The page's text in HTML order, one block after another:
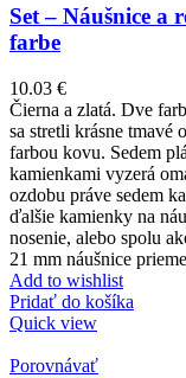
Set – Náušnice a
farbe
10.03 €
Čierna a zlatá. Dve
sa stretli krásne tmavé
farbou kovu. Sedem
kamienkami vyzerá
ozdobu práve sedem
ďalšie kamienky na
nosenie, alebo spolu
21 mm náušnice
Add to wishlist
Pridať do košíka
Quick view
Porovnávať